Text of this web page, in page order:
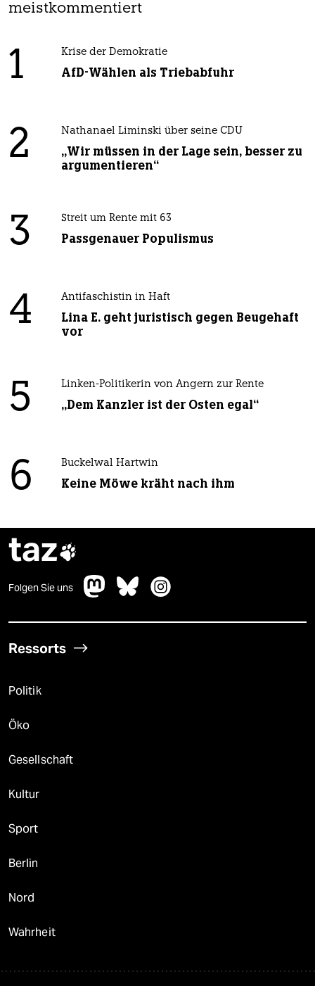
meistkommentiert
1 Krise der Demokratie
AfD-Wählen als Triebabfuhr
2 Nathanael Liminski über seine CDU
„Wir müssen in der Lage sein, besser zu
argumentieren“
3 Streit um Rente mit 63
Passgenauer Populismus
4 Antifaschistin in Haft
Lina E. geht juristisch gegen Beugehaft
vor
5 Linken-Politikerin von Angern zur Rente
„Dem Kanzler ist der Osten egal“
6 Buckelwal Hartwin
Keine Möwe kräht nach ihm
taz
Folgen Sie uns
Ressorts
Politik
Öko
Gesellschaft
Kultur
Sport
Berlin
Nord
Wahrheit